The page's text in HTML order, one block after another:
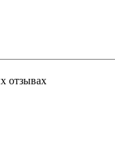
отзывах